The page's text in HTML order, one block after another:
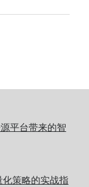
平台带来的智
化策略的实战指